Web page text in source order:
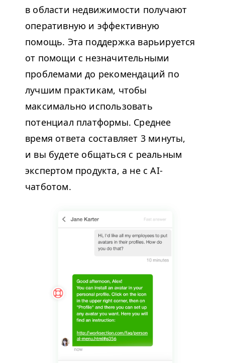
в области недвижимости получают
оперативную и эффективную
помощь. Эта поддержка варьируется
от помощи с незначительными
проблемами до рекомендаций по
лучшим практикам, чтобы
максимально использовать
потенциал платформы. Среднее
время ответа составляет 3 минуты,
и вы будете общаться с реальным
экспертом продукта, а не с AI-
чатботом.